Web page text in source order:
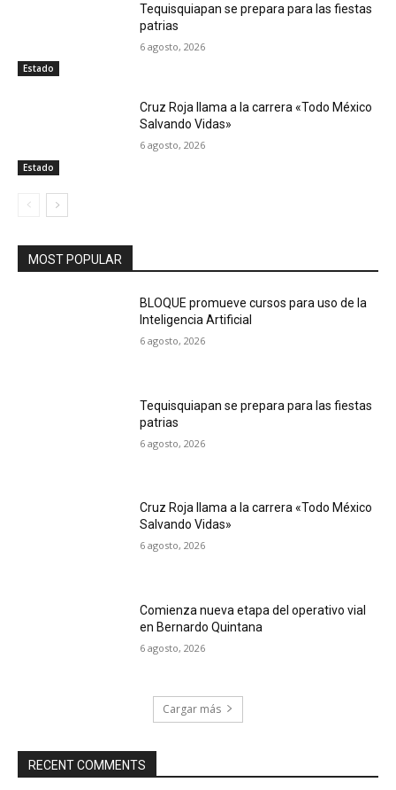
Estado
Tequisquiapan se prepara para las fiestas
patrias
6 agosto, 2026
Estado
Cruz Roja llama a la carrera «Todo México
Salvando Vidas»
6 agosto, 2026
MOST POPULAR
BLOQUE promueve cursos para uso de la
Inteligencia Artificial
6 agosto, 2026
Tequisquiapan se prepara para las fiestas
patrias
6 agosto, 2026
Cruz Roja llama a la carrera «Todo México
Salvando Vidas»
6 agosto, 2026
Comienza nueva etapa del operativo vial
en Bernardo Quintana
6 agosto, 2026
Cargar más
RECENT COMMENTS